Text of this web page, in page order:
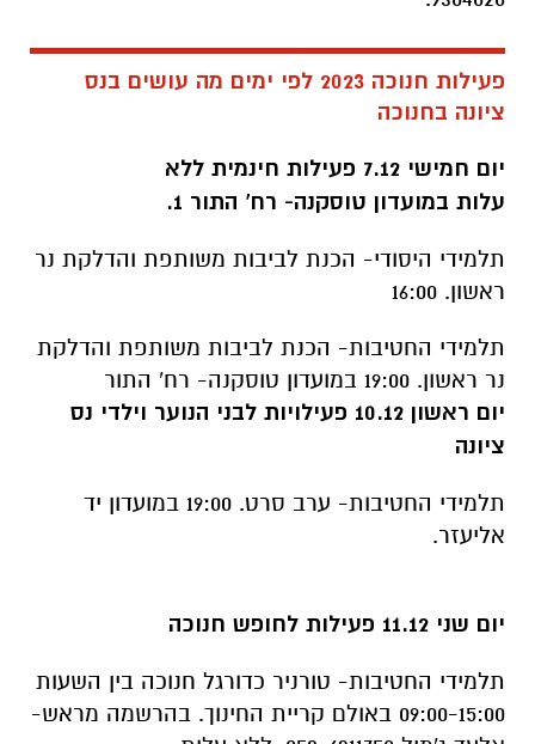
פעילות חנוכה 2023 לפי ימים מה עושים בנס
ציונה בחנוכה
יום חמישי 7.12 פעילות חינמית ללא
עלות במועדון טוסקנה- רח' התור 1.
תלמידי היסודי- הכנת לביבות משותפת והדלקת נר
ראשון. 16:00
תלמידי החטיבות- הכנת לביבות משותפת והדלקת
נר ראשון. 19:00 במועדון טוסקנה- רח' התור
יום ראשון 10.12 פעילויות לבני הנוער וילדי נס
ציונה
תלמידי החטיבות- ערב סרט. 19:00 במועדון יד
אליעזר.
יום שני 11.12 פעילות לחופש חנוכה
תלמידי החטיבות- טורניר כדורגל חנוכה בין השעות
09:00-15:00 באולם קריית החינוך. בהרשמה מראש-